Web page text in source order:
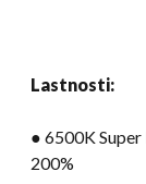
Lastnosti:
● 6500K
200%